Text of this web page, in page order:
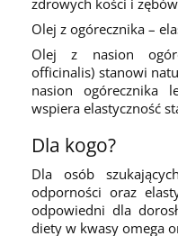
zdrowych kości i
Olej z ogórecznika –
Olej z nasion
officinalis) stanowi
nasion ogórecznika
wspiera elastyczność
Dla kogo?
Dla osób
odporności oraz
odpowiedni dla
diety w kwasy omega